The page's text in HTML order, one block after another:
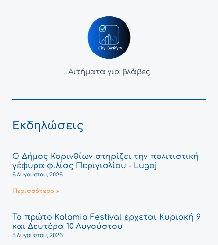
Αιτήματα για βλάβες
Εκδηλώσεις
Ο Δήμος Κορινθίων στηρίζει την πολιτιστική
γέφυρα φιλίας Περιγιαλίου - Lugoj
6 Αυγούστου, 2026
Περισσότερα »
Το πρώτο Kalamia Festival έρχεται Κυριακή 9
και Δευτέρα 10 Αυγούστου
5 Αυγούστου, 2026